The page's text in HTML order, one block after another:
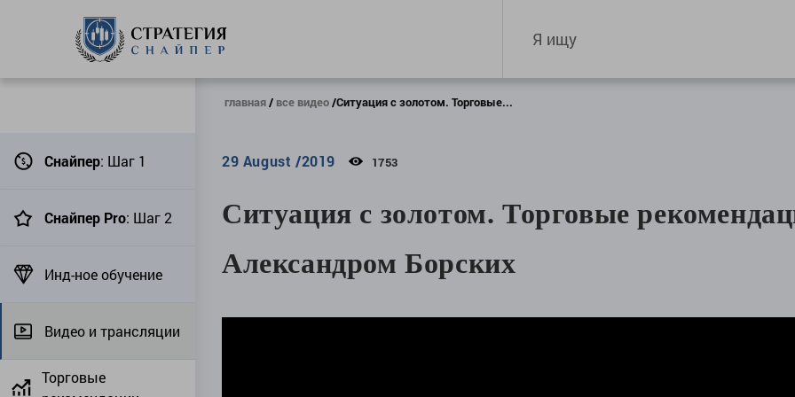
Снайпер: Шаг 1
Снайпер Pro: Шаг 2
Инд-ное обучение
Видео и трансляции
Торговые
главная все видео Ситуация с золотом. Торговые...
29 August /2019 1753
Ситуация с золотом. Торговые
Александром Борских